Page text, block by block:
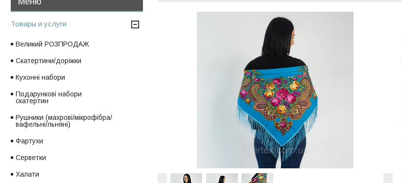
Товары и услуги
Великий РОЗПРОДАЖ
Скатертини/доріжки
Кухонні набори
Подарункові набори
скатертин
Рушники (махрові/мікрофібра/
вафельні/льняні)
Фартухи
Серветки
Халати